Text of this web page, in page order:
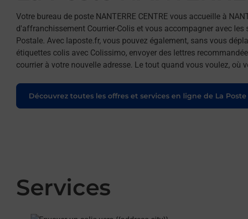
Votre bureau de poste NANTERRE CENTRE vous accueille à
d'affranchissement Courrier-Colis et vous accompagner avec
Postale. Avec laposte.fr, vous pouvez également, sans vous
étiquettes colis avec Colissimo, envoyer des lettres
courrier à votre nouvelle adresse. Le tout quand vous voulez, où
Découvrez toutes les offres et services en ligne de La Poste
Services